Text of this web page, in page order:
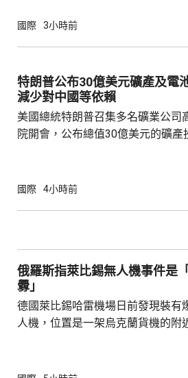
伊朗支持的也門胡塞武裝攻擊。有
和土耳其介入，令戰事急劇擴大。 區內多個國
家和伊斯蘭合作組織都表示歡迎協
國際 3小時前
特朗普公布30億美元礦產及電
減少對中國等依賴
美國總統特朗普召集多名礦業公司
院開會，公布總值30億美元的礦產
加強經濟穩定與安全，重新奪回美
產，以及向明尼蘇達州一間磁鐵製
資1.5億美元。另外，華府亦...
國際 4小時前
俄羅斯指萊比錫無人機事件是
釁」
德國萊比錫哈雷機場日前發現裝有
人機，位置是一架烏克蘭貨機的附
德國大使館事隔兩日後聲明，指事